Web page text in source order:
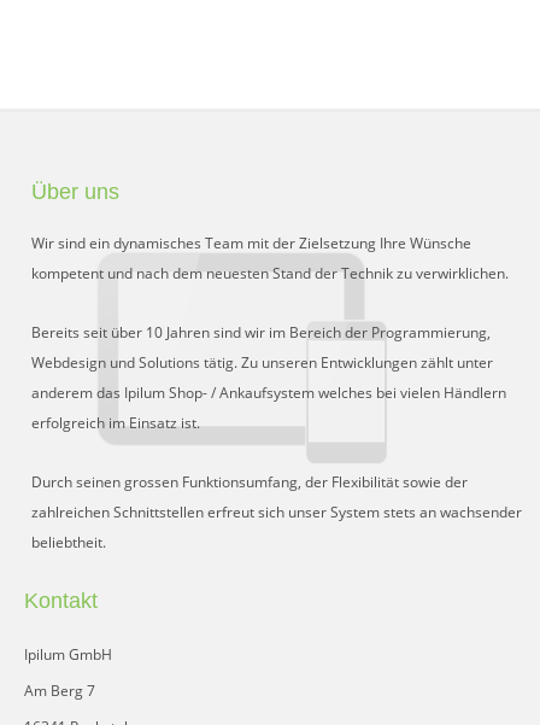
Sperrliste
Zustands-Abfragen
Wareneingang
Bar-Ankauf
Tagesabschluss
FAQ
Über uns
Wir sind ein dynamisches Team mit der Zielsetzung Ihre Wünsche
kompetent und nach dem neuesten Stand der Technik zu verwirklichen.
Bereits seit über 10 Jahren sind wir im Bereich der Programmierung,
Webdesign und Solutions tätig. Zu unseren Entwicklungen zählt unter
anderem das Ipilum Shop- / Ankaufsystem welches bei vielen Händlern
erfolgreich im Einsatz ist.
Durch seinen grossen Funktionsumfang, der Flexibilität sowie der
zahlreichen Schnittstellen erfreut sich unser System stets an wachsender
beliebtheit.
Kontakt
Ipilum GmbH
Am Berg 7